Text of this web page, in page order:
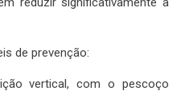
de prevenção:
vertical, com o pescoço